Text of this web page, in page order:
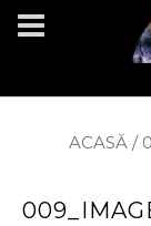
ACASĂ /